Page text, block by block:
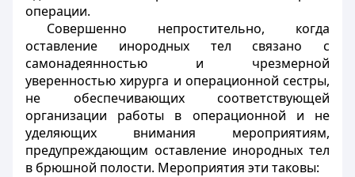
операции.
Совершенно непростительно, когда
оставление инородных тел связано с
самонадеянностью и чрезмерной
уверенностью хирурга и операционной сестры,
не обеспечивающих соответствующей
организации работы в операционной и не
уделяющих внимания мероприятиям,
предупреждающим оставление инородных тел
в брюшной полости. Мероприятия эти таковы: